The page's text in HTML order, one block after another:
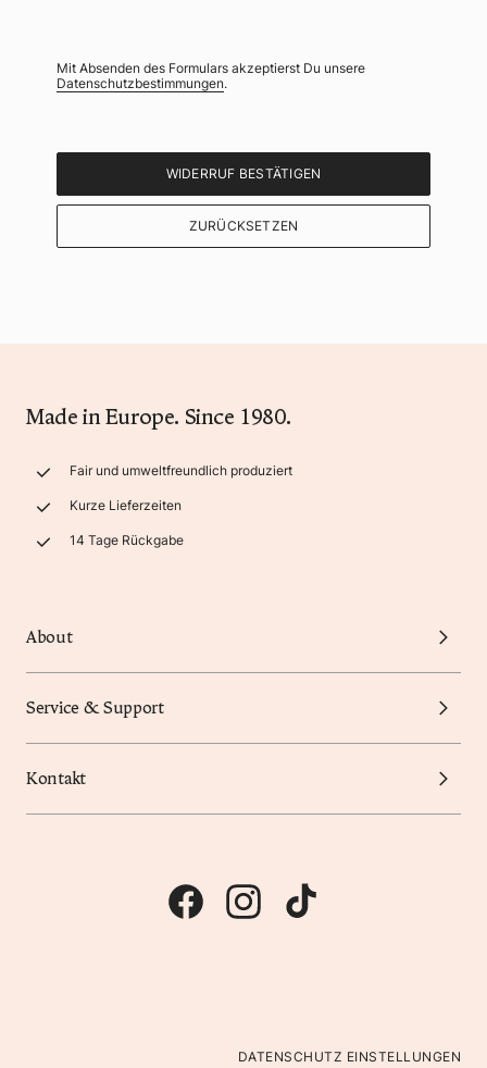
Mit Absenden des Formulars akzeptierst Du unsere
Datenschutzbestimmungen.
WIDERRUF BESTÄTIGEN
ZURÜCKSETZEN
Made in Europe. Since 1980.
Fair und umweltfreundlich produziert
Kurze Lieferzeiten
14 Tage Rückgabe
About
Service & Support
Kontakt
DATENSCHUTZ EINSTELLUNGEN